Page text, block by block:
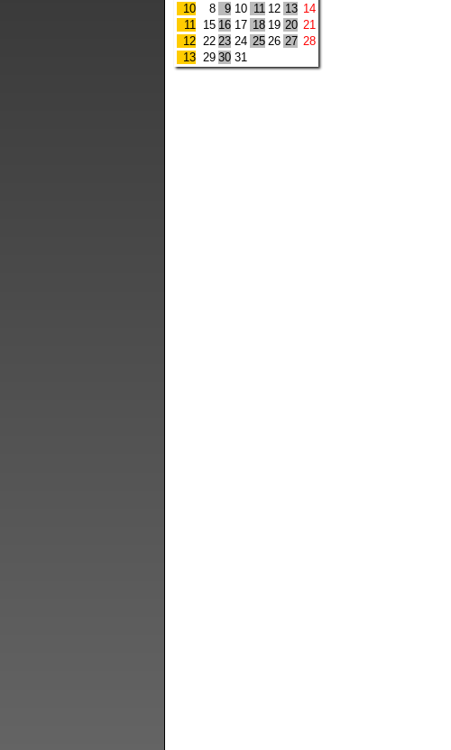
10
8 9 10 11 12 13 14
11
15 16 17 18 19 20 21
12 22 23 24 25 26 27 28
13 29 30 31